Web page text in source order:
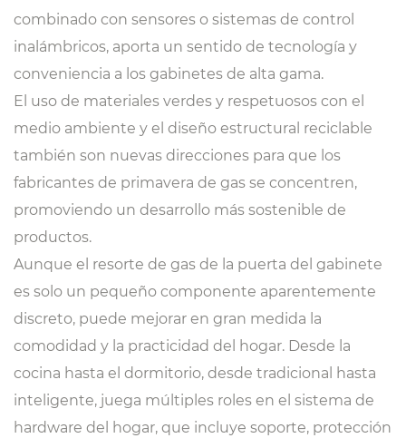
combinado con sensores o sistemas de control
inalámbricos, aporta un sentido de tecnología y
conveniencia a los gabinetes de alta gama.
El uso de materiales verdes y respetuosos con el
medio ambiente y el diseño estructural reciclable
también son nuevas direcciones para que los
fabricantes de primavera de gas se concentren,
promoviendo un desarrollo más sostenible de
productos.
Aunque el resorte de gas de la puerta del gabinete
es solo un pequeño componente aparentemente
discreto, puede mejorar en gran medida la
comodidad y la practicidad del hogar. Desde la
cocina hasta el dormitorio, desde tradicional hasta
inteligente, juega múltiples roles en el sistema de
hardware del hogar, que incluye soporte, protección